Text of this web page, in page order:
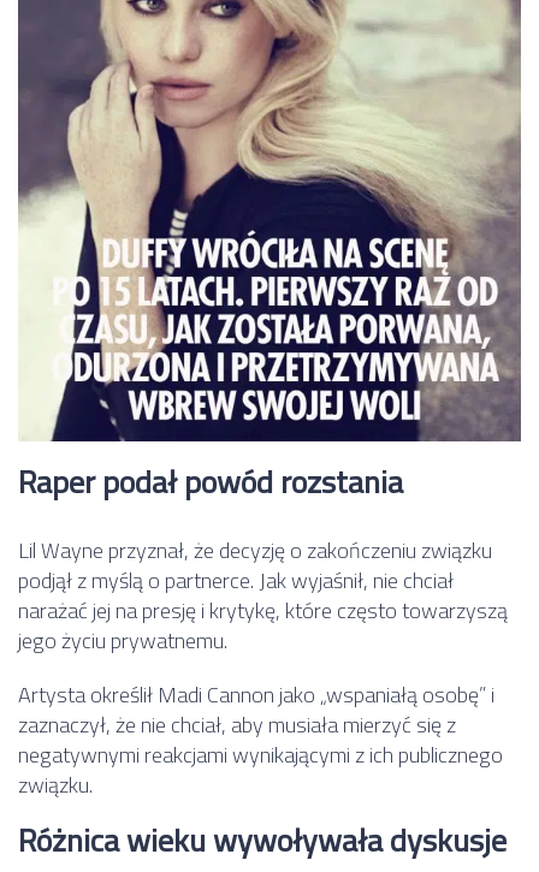
Raper podał powód rozstania
Lil Wayne przyznał, że decyzję o zakończeniu związku
podjął z myślą o partnerce. Jak wyjaśnił, nie chciał
narażać jej na presję i krytykę, które często towarzyszą
jego życiu prywatnemu.
Artysta określił Madi Cannon jako „wspaniałą osobę” i
zaznaczył, że nie chciał, aby musiała mierzyć się z
negatywnymi reakcjami wynikającymi z ich publicznego
związku.
Różnica wieku wywoływała dyskusje